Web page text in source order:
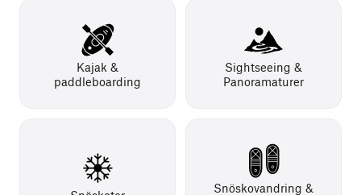
Kajak &
paddleboarding
Sightseeing &
Panoramaturer
Snöskovandring &